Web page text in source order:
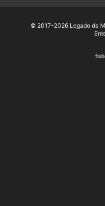
© 2017-2026 Legado da